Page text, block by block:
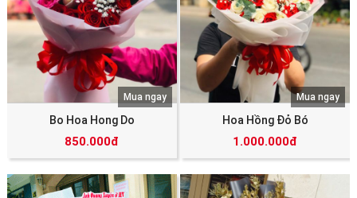
Bo Hoa Hong Do
850.000đ
Mua ngay
Hoa Hồng Đỏ Bó
1.000.000đ
Mua ngay